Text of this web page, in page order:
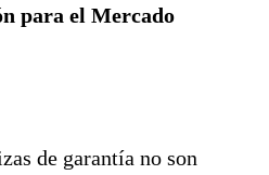
para el Mercado
de garantía no son